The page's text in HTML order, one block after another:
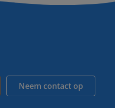
Neem contact op